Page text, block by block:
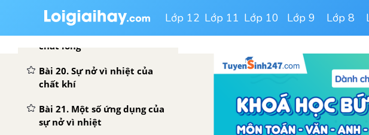
Lớp 12 Lớp 11 Lớp 10 Lớp 9 Lớp 8
chất rắn
Bài 19. Sự nở vì nhiệt của
chất lỏng
Bài 20. Sự nở vì nhiệt của
chất khí
Bài 21. Một số ứng dụng của
sự nở vì nhiệt